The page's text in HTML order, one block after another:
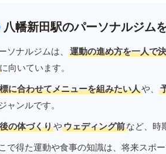
八幡新田駅のパーソナルジム
ソナルジムは、 運動の進め方を一人で
に向いています。
に合わせてメニューを組みたい人や、
ャンルです。
の体づくりやウェディング前など、時
で得た運動や食事の知識は、将来スポ